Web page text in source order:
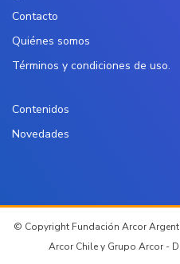
Contacto
Quiénes somos
Términos y condiciones de uso.
Contenidos
Novedades
© Copyright Fundación Arcor
Arcor Chile y Grupo Arcor -